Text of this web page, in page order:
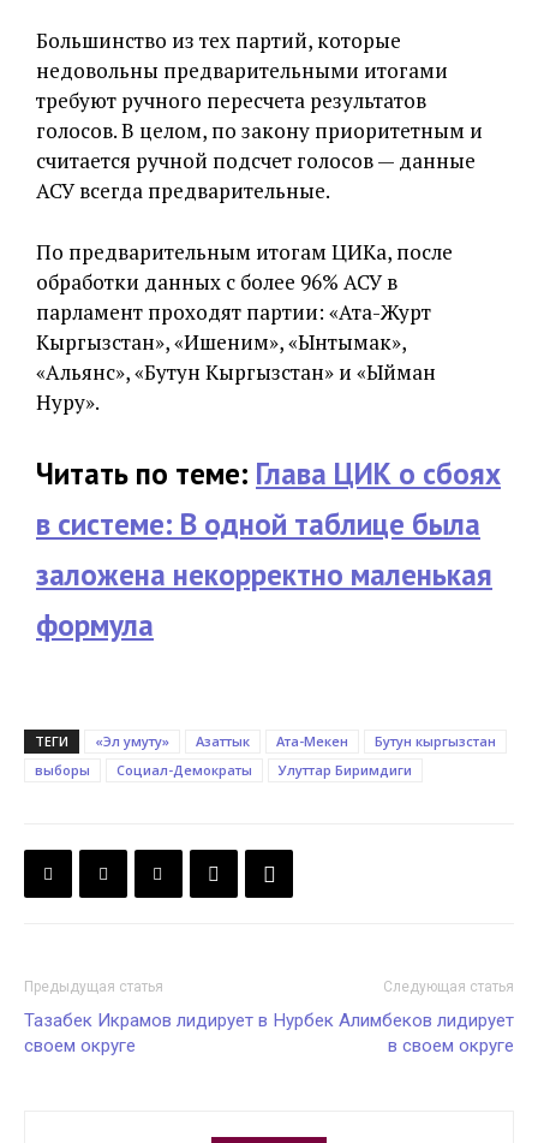
Большинство из тех партий, которые
недовольны предварительными итогами
требуют ручного пересчета результатов
голосов. В целом, по закону приоритетным и
считается ручной подсчет голосов — данные
АСУ всегда предварительные.
По предварительным итогам ЦИКа, после
обработки данных с более 96% АСУ в
парламент проходят партии: «Ата-Журт
Кыргызстан», «Ишеним», «Ынтымак»,
«Альянс», «Бутун Кыргызстан» и «Ыйман
Нуру».
Читать по теме: Глава ЦИК о сбоях
в системе: В одной таблице была
заложена некорректно маленькая
формула
ТЕГИ «Эл умуту» Азаттык Ата-Мекен
Бутун кыргызстан
выборы
Социал-Демократы Улуттар Биримдиги
Предыдущая статья
Тазабек Икрамов лидирует в
своем округе
Следующая статья
Нурбек Алимбеков лидирует
в своем округе